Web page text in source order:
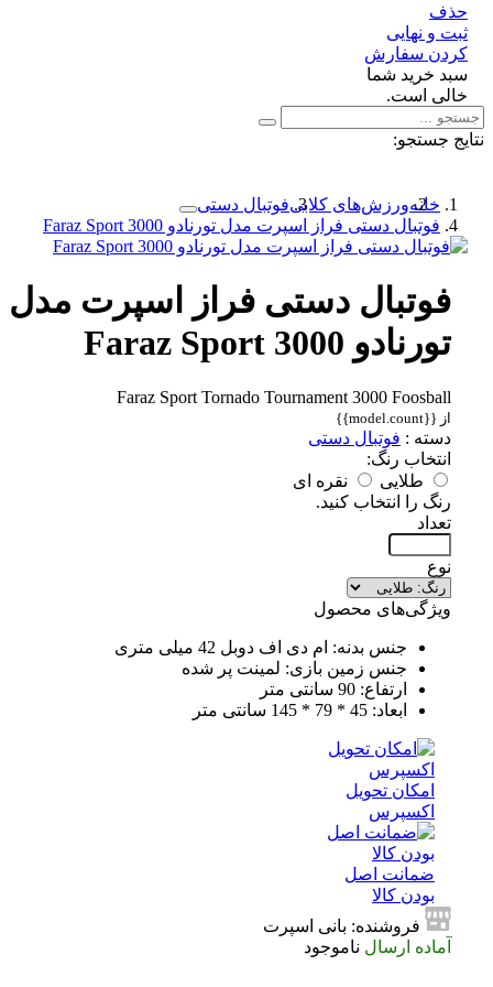
و نهایی
سفارش
خرید شما
است.
جستجو:
خانهورزش‌های کلابی فوتبال دستی
فوتبال دستی فراز اسپرت مدل تورنادو Faraz Sport 3000
فوتبال دستی فراز اسپرت مدل
تورنادو Faraz Sport 3000
Faraz Sport Tornado Tournament 3000 Foosball
دسته :فوتبال دستی
انتخاب رنگ:
طلایی
نقره ای
رنگ را انتخاب کنید.
ویژگی‌های محصول
جنس بدنه: ام دی اف دوبل 42 میلی متری
جنس زمین بازی: لمینت پر شده
ارتفاع: 90 سانتی متر
ابعاد: 45 * 79 * 145 سانتی متر
امکان تحویل
اکسپرس
ضمانت اصل
بودن کالا
فروشنده: بانی اسپرت
آماده ارسال ناموجود